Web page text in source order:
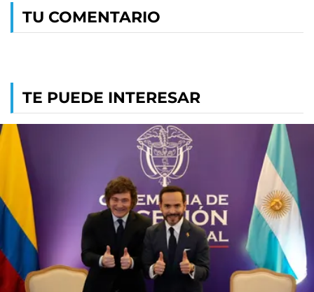
TU COMENTARIO
TE PUEDE INTERESAR